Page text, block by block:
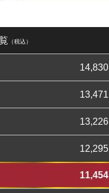
（税込）
14,830
13,471
13,226
12,295
11,454